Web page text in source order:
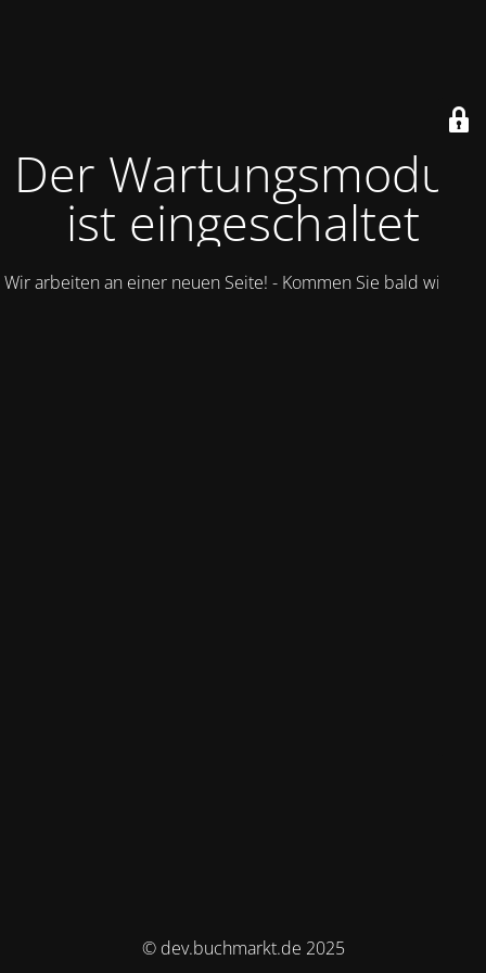
Der Wartungsmodus
ist eingeschaltet
Wir arbeiten an einer neuen Seite! - Kommen Sie bald wieder.
© dev.buchmarkt.de 2025